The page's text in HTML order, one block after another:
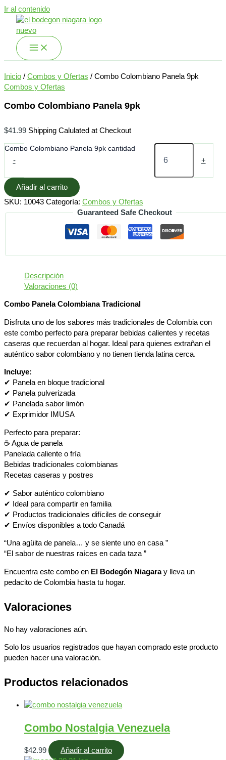
Ir al contenido
Inicio / Combos y Ofertas / Combo Colombiano Panela 9pk
Combos y Ofertas
Combo Colombiano Panela 9pk
$41.99 Shipping Calulated at Checkout
-
Combo Colombiano Panela 9pk cantidad
+
Añadir al carrito
SKU: 10043 Categoría: Combos y Ofertas
Guaranteed Safe Checkout
Descripción
Valoraciones (0)
Combo Panela Colombiana Tradicional
Disfruta uno de los sabores más tradicionales de Colombia con
este combo perfecto para preparar bebidas calientes y recetas
caseras que recuerdan al hogar. Ideal para quienes extrañan el
auténtico sabor colombiano y no tienen tienda latina cerca.
Incluye:
✔ Panela en bloque tradicional
✔ Panela pulverizada
✔ Panelada sabor limón
✔ Exprimidor IMUSA
Perfecto para preparar:
☕ Agua de panela
Panelada caliente o fría
Bebidas tradicionales colombianas
Recetas caseras y postres
✔ Sabor auténtico colombiano
✔ Ideal para compartir en familia
✔ Productos tradicionales difíciles de conseguir
✔ Envíos disponibles a todo Canadá
“Una agüita de panela… y se siente uno en casa ”
“El sabor de nuestras raíces en cada taza ”
Encuentra este combo en El Bodegón Niagaray lleva un
pedacito de Colombia hasta tu hogar.
Valoraciones
No hay valoraciones aún.
Solo los usuarios registrados que hayan comprado este producto
pueden hacer una valoración.
Productos relacionados
Combo Nostalgia Venezuela
$42.99 Añadir al carrito